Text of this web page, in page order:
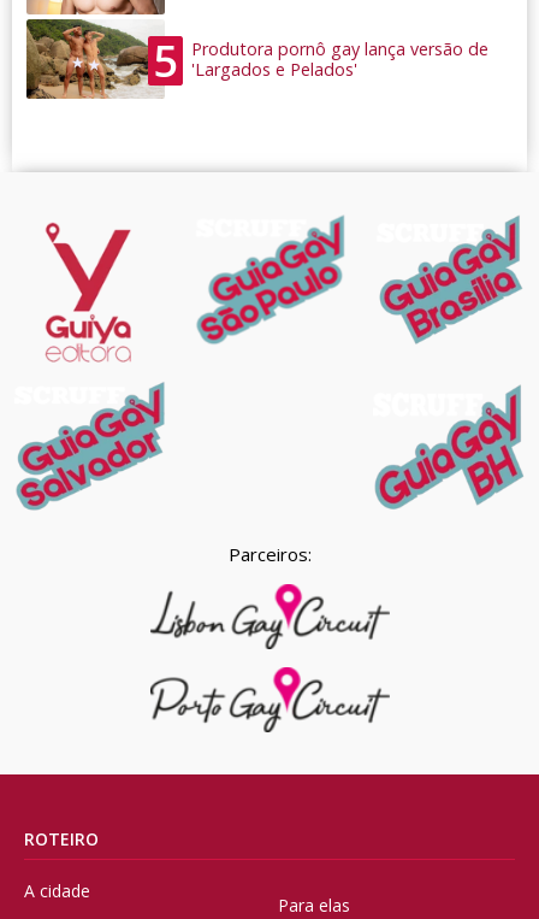
5
Produtora pornô gay lança versão de
'Largados e Pelados'
Parceiros:
ROTEIRO
A cidade
Para elas